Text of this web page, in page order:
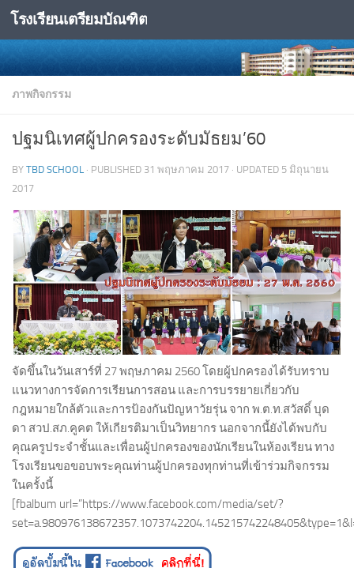
Skip to content
โรงเรียนเตรียมบัณฑิต
ภาพกิจกรรม
ปฐมนิเทศผู้ปกครองระดับมัธยม’60
BY TBD SCHOOL · PUBLISHED 31 พฤษภาคม 2017 · UPDATED 5 มิถุนายน
2017
จัดขึ้นในวันเสาร์ที่ 27 พฤษภาคม 2560 โดยผู้ปกครองได้รับทราบ
แนวทางการจัดการเรียนการสอน และการบรรยายเกี่ยวกับ
กฎหมายใกล้ตัวและการป้องกันปัญหาวัยรุ่น จาก พ.ต.ท.สวัสดิ์ บุด
ดา สวป.สภ.คูคต ให้เกียรติมาเป็นวิทยากร นอกจากนี้ยังได้พบกับ
คุณครูประจำชั้นและเพื่อนผู้ปกครองของนักเรียนในห้องเรียน ทาง
โรงเรียนขอขอบพระคุณท่านผู้ปกครองทุกท่านที่เข้าร่วมกิจกรรม
ในครั้งนี้
[fbalbum url=”https://www.facebook.com/media/set/?